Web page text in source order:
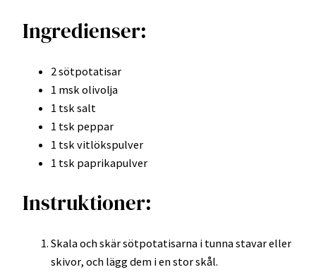
Ingredienser:
2 sötpotatisar
1 msk olivolja
1 tsk salt
1 tsk peppar
1 tsk vitlökspulver
1 tsk paprikapulver
Instruktioner:
Skala och skär sötpotatisarna i tunna stavar eller
skivor, och lägg dem i en stor skål.